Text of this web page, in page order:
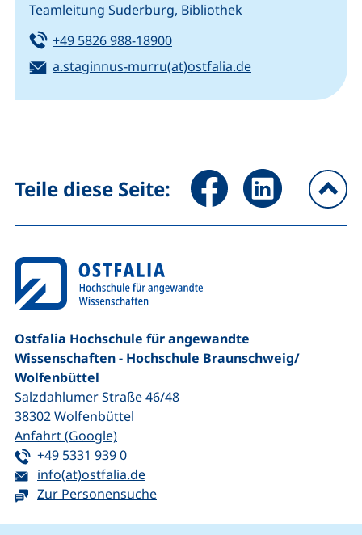
Teamleitung Suderburg, Bibliothek
Tel:
+49 5826 988-18900(startet einen Telefonanruf,
E-Mail:
a.staginnus-murru(at)ostfalia.de(öffnet Ihr E-
Teile diese Seite: Seite über Facebook teilen
Seite über
Ostfalia Hochschule für angewandte
Wissenschaften - Hochschule Braunschweig/​
Wolfenbüttel
Salzdahlumer Straße 46/48
38302Wolfenbüttel
Anfahrt (Google)(externer Link, öffnet neues Fenster)
Tel:
+49 5331 939 0(startet einen Telefonanruf, wenn Ihr
E-Mail:
info(at)ostfalia.de(öffnet Ihr E-Mail-Programm)
Zur Personensuche